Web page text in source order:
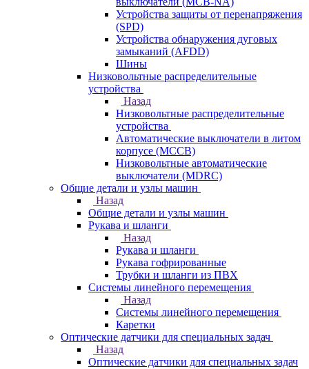
Устройства защиты от перенапряжения
(SPD)
Устройства обнаружения дуговых
замыканий (AFDD)
Шины
Низковольтные распределительные
устройства
Назад
Низковольтные распределительные
устройства
Автоматические выключатели в литом
корпусе (MCCB)
Низковольтные автоматические
выключатели (MDRC)
Общие детали и узлы машин
Назад
Общие детали и узлы машин
Рукава и шланги
Назад
Рукава и шланги
Рукава гофрированные
Трубки и шланги из ПВХ
Системы линейного перемещения
Назад
Системы линейного перемещения
Каретки
Оптические датчики для специальных задач
Назад
Оптические датчики для специальных задач